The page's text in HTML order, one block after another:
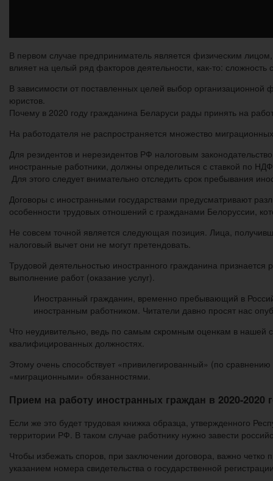
В первом случае предприниматель является физическим
влияет на целый ряд факторов деятельности, как-то:
В зависимости от поставленных целей выбор
юристов.
Почему в 2020 году гражданина Беларуси рады принять на
На работодателя не распространяется множество
Для резидентов и нерезидентов РФ налоговым
иностранные работники, должны определиться с ставкой по
Для этого следует внимательно отследить срок пребывания
Договоры с иностранными государствами предусматривают
особенности трудовых отношений с гражданами Белоруссии,
Не совсем точной является следующая позиция. Лица,
налоговый вычет они не могут претендовать.
Трудовой деятельностью иностранного гражданина
выполнение работ (оказание услуг).
Иностранный гражданин, временно пребывающий в
иностранным работником. Читатели давно просят нас
Что неудивительно, ведь по самым скромным оценкам в нашей
квалифицированных должностях.
Этому очень способствует «привилегированный» (по
«миграционными» обязанностями.
Прием на работу иностранных граждан в 2020-2020
Если же это будет трудовая книжка образца, утвержденного
территории РФ. В таком случае работнику нужно завести
Чтобы избежать споров, при заключении договора, важно
указанием номера свидетельства о государственной